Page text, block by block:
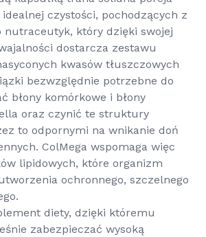
czystości, pochodzących z
nutraceutyk, który dzięki swojej
dostarcza zestawu
kwasów tłuszczowych
bezwzględnie potrzebne do
błony komórkowe i błony
oraz czynić te struktury
to odpornymi na wnikanie doń
ColMega wspomaga więc
lipidowych, które organizm
ochronnego, szczelnego
diety, dzięki któremu
zabezpieczać wysoką